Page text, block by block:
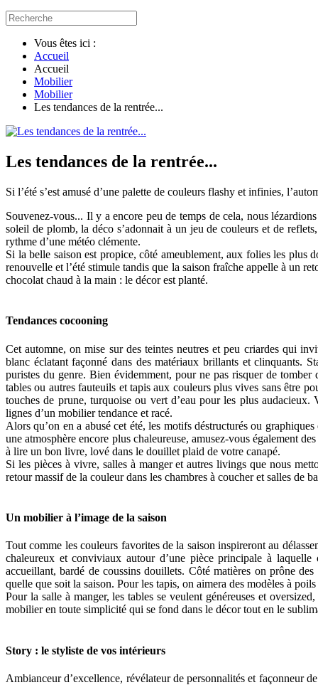
Vous êtes ici :
Accueil
Accueil
Mobilier
Mobilier
Les tendances de la rentrée...
Les tendances de la rentrée...
Si l’été s’est amusé d’une palette de couleurs flashy et infinies,
Souvenez-vous... Il y a encore peu de temps de cela, nous
soleil de plomb, la déco s’adonnait à un jeu de couleurs et de
rythme d’une météo clémente.
Si la belle saison est propice, côté ameublement, aux folies les plus
renouvelle et l’été stimule tandis que la saison fraîche appelle à un
chocolat chaud à la main : le décor est planté.
Tendances cocooning
Cet automne, on mise sur des teintes neutres et peu criardes qui
blanc éclatant façonné dans des matériaux brillants et clinquants.
puristes du genre. Bien évidemment, pour ne pas risquer de tomber
tables ou autres fauteuils et tapis aux couleurs plus vives sans être
touches de prune, turquoise ou vert d’eau pour les plus audacieux.
lignes d’un mobilier tendance et racé.
Alors qu’on en a abusé cet été, les motifs déstructurés ou
une atmosphère encore plus chaleureuse, amusez-vous également
à lire un bon livre, lové dans le douillet plaid de votre canapé.
Si les pièces à vivre, salles à manger et autres livings que nous
retour massif de la couleur dans les chambres à coucher et salles de
Un mobilier à l’image de la saison
Tout comme les couleurs favorites de la saison inspireront au
chaleureux et conviviaux autour d’une pièce principale à
accueillant, bardé de coussins douillets. Côté matières on prône
quelle que soit la saison. Pour les tapis, on aimera des modèles à
Pour la salle à manger, les tables se veulent généreuses et
mobilier en toute simplicité qui se fond dans le décor tout en le
Story : le styliste de vos intérieurs
Ambianceur d’excellence, révélateur de personnalités et façonneur